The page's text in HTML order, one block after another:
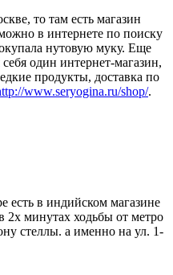
то там есть магазин
в интернете по поиску
нутовую муку. Еще
один интернет-магазин,
продукты, доставка по
www.seryogina.ru/shop/.
есть в индийском магазине
2х минутах ходьбы от метро
стеллы. а именно на ул. 1-